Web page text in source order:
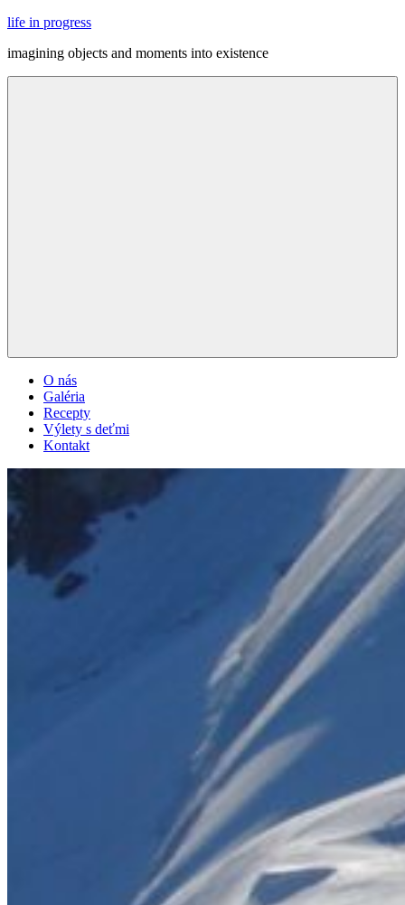
Skip
content
life in progress
imagining objects and moments into existence
O nás
Galéria
Recepty
Výlety s deťmi
Kontakt